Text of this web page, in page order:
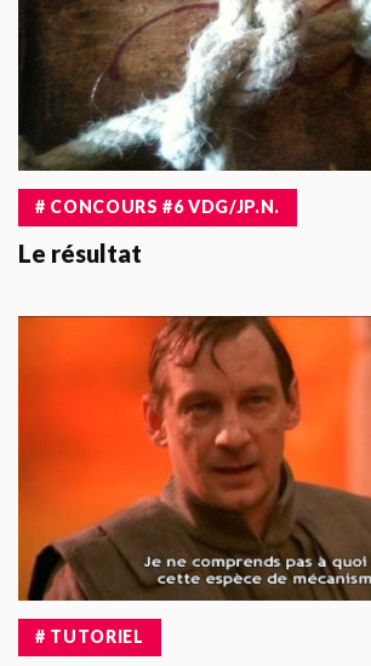
# CONCOURS #6 VDG/JP.N.
Le résultat
# TUTORIEL